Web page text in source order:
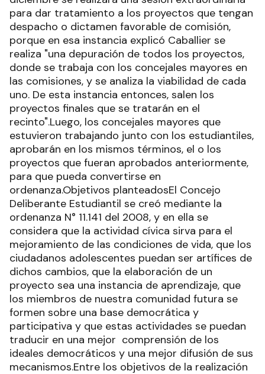
para dar tratamiento a los proyectos que tengan
despacho o dictamen favorable de comisión,
porque en esa instancia explicó Caballier se
realiza "una depuración de todos los proyectos,
donde se trabaja con los concejales mayores en
las comisiones, y se analiza la viabilidad de cada
uno. De esta instancia entonces, salen los
proyectos finales que se tratarán en el
recinto".Luego, los concejales mayores que
estuvieron trabajando junto con los estudiantiles,
aprobarán en los mismos términos, el o los
proyectos que fueran aprobados anteriormente,
para que pueda convertirse en
ordenanza.Objetivos planteadosEl Concejo
Deliberante Estudiantil se creó mediante la
ordenanza N° 11.141 del 2008, y en ella se
considera que la actividad cívica sirva para el
mejoramiento de las condiciones de vida, que los
ciudadanos adolescentes puedan ser artífices de
dichos cambios, que la elaboración de un
proyecto sea una instancia de aprendizaje, que
los miembros de nuestra comunidad futura se
formen sobre una base democrática y
participativa y que estas actividades se puedan
traducir en una mejor comprensión de los
ideales democráticos y una mejor difusión de sus
mecanismos.Entre los objetivos de la realización